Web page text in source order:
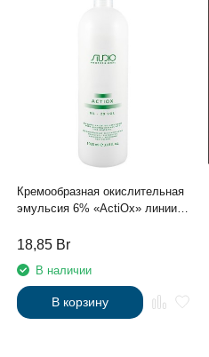
Кремообразная окислительная
эмульсия 6% «ActiOx» линии
экстрактом женьшеня и
18,85 Br
В наличии
В корзину